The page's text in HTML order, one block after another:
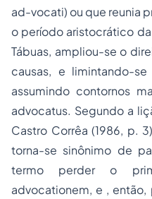
ad-vocati) ou que reunia
o período aristocrático
Tábuas, ampliou-se o
causas, e limintando-
assumindo contornos
advocatus. Segundo a
Castro Corrêa (1986, p.
torna-se sinônimo de
termo perder o
advocationem, e ,